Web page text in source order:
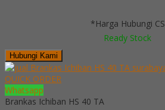
*Harga Hubungi CS
Ready Stock
Hubungi Kami
QUICK ORDER
Whatsapp
Brankas Ichiban HS 40 TA